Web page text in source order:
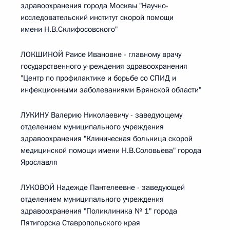
здравоохранения города Москвы "Научно-
исследовательский институт скорой помощи
имени Н.В.Склифосовского"
ЛОКШИНОЙ Раисе Ивановне - главному врачу
государственного учреждения здравоохранения
"Центр по профилактике и борьбе со СПИД и
инфекционными заболеваниями Брянской области"
ЛУКИНУ Валерию Николаевичу - заведующему
отделением муниципального учреждения
здравоохранения "Клиническая больница скорой
медицинской помощи имени Н.В.Соловьева" города
Ярославля
ЛУКОВОЙ Надежде Пантелеевне - заведующей
отделением муниципального учреждения
здравоохранения "Поликлиника № 1" города
Пятигорска Ставропольского края